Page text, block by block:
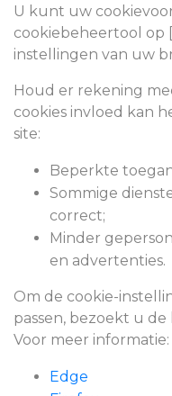
U kunt uw
cookiebeheertool op
instellingen van uw
Houd er rekening
cookies invloed kan
site:
Beperkte
Sommige
correct;
Minder
en advertenties.
Om de cookie-
passen, bezoekt u
Voor meer informatie:
Edge